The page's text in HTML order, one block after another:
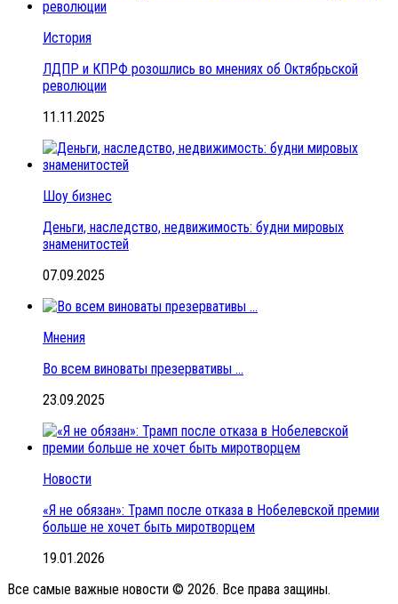
История
ЛДПР и КПРФ розошлись во мнениях об Октябрьской
революции
11.11.2025
Шоу бизнес
Деньги, наследство, недвижимость: будни мировых
знаменитостей
07.09.2025
Мнения
Во всем виноваты презервативы …
23.09.2025
Новости
«Я не обязан»: Трамп после отказа в Нобелевской премии
больше не хочет быть миротворцем
19.01.2026
Все самые важные новости © 2026. Все права защины.